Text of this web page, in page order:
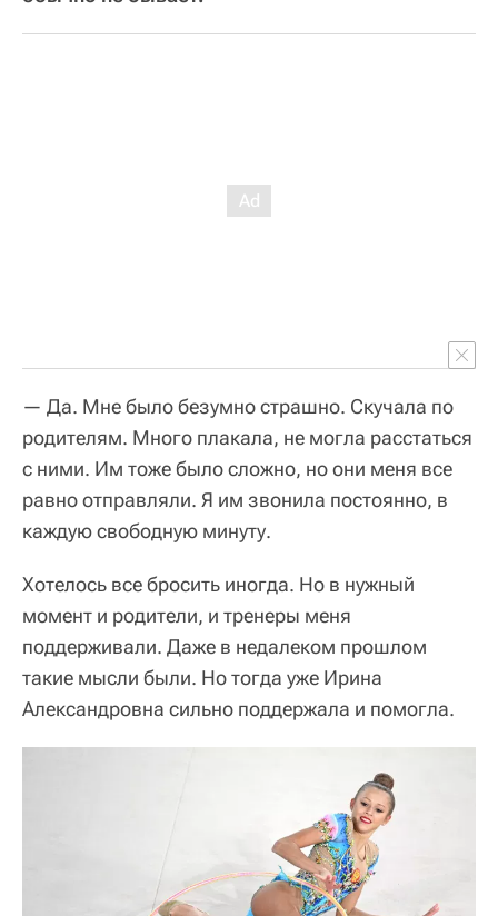
— Да. Мне было безумно страшно. Скучала по
родителям. Много плакала, не могла расстаться
с ними. Им тоже было сложно, но они меня все
равно отправляли. Я им звонила постоянно, в
каждую свободную минуту.
Хотелось все бросить иногда. Но в нужный
момент и родители, и тренеры меня
поддерживали. Даже в недалеком прошлом
такие мысли были. Но тогда уже Ирина
Александровна сильно поддержала и помогла.